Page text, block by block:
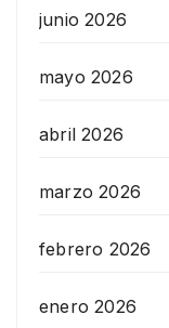
junio 2026
mayo 2026
abril 2026
marzo 2026
febrero 2026
enero 2026